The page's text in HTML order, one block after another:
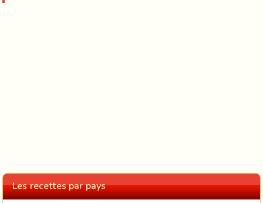
Les recettes par pays